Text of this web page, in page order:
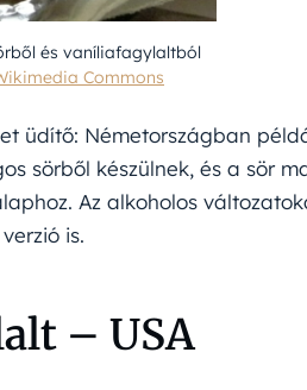
és vaníliafagylaltból
Commons
üdítő: Németországban
sörből készülnek, és a sör
Az alkoholos
is.
– USA